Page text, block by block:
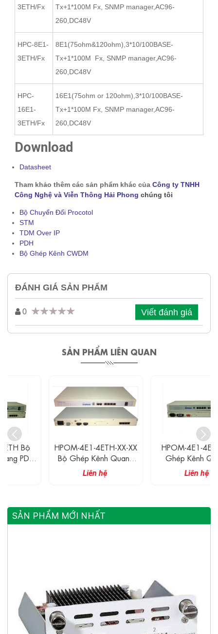
3ETH/Fx
Tx+1*100M Fx, SNMP manager,AC96-
260,DC48V
HPC-8E1-
3ETH/Fx
8E1(75ohm&120ohm),3*10/100BASE-
Tx+1*100M Fx, SNMP manager,AC96-
260,DC48V
HPC-
16E1-
3ETH/Fx
16E1(75ohm or 120ohm),3*10/100BASE-
Tx+1*100M Fx, SNMP manager,AC96-
260,DC48V
Download
Datasheet
Tham khảo thêm các sản phẩm khác của Công ty TNHH
Công Nghệ và Viễn Thông Hải Phong chúng tôi
Bộ Chuyển Đổi Procotol
STM
TDM Over IP
PDH
Bộ Ghép Kênh CWDM
ĐÁNH GIÁ SẢN PHẨM
0 Viết đánh giá
SẢN PHẨM LIÊN QUAN
HPOM-4E1-4ETH-XX-XX
Bộ Ghép Kênh Quang
4E1+4ETH+RS232
HPOM-4E1-4ETH Bộ
Ghép Kênh Quang
4E1+4ETH+RS232 Được
SẢN PHẨM MỚI NHẤT